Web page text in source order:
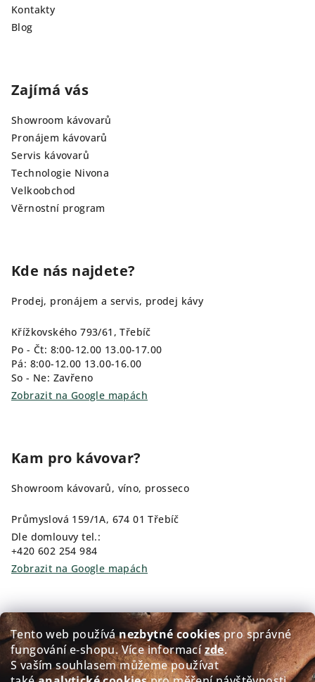
Tento web používánezbytné cookiespro správné
fungování e‑shopu. Více informacízde.
S vaším souhlasem můžeme používat
Kontakty
Blog
Zajímá vás
Showroom kávovarů
Pronájem kávovarů
Servis kávovarů
Technologie Nivona
Velkoobchod
Věrnostní program
Kde nás najdete?
Prodej, pronájem a servis, prodej kávy
Křížkovského 793/61, Třebíč
Po - Čt: 8:00-12.00 13.00-17.00
Pá: 8:00-12.00 13.00-16.00
So - Ne: Zavřeno
Zobrazit na Google mapách
Kam pro kávovar?
Showroom kávovarů, víno, prosseco
Průmyslová 159/1A, 674 01 Třebíč
Dle domlouvy tel.:
+420 602 254 984
Zobrazit na Google mapách
Kam pro kávu?
Prodej čerstvě pražené kávy GOLDEN Coffee